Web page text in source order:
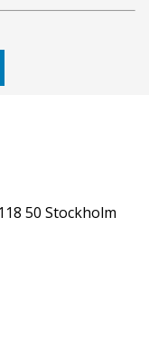
50 Stockholm